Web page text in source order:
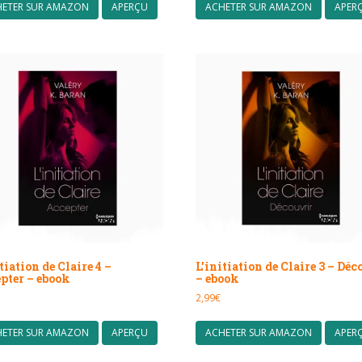
SUR AMAZON APERÇU ACHETER SUR AMAZON
de Claire 4 –
– ebook
SUR AMAZON APERÇU
L’initiation de Claire 3 –
– ebook
2,99€
ACHETER SUR AMAZON